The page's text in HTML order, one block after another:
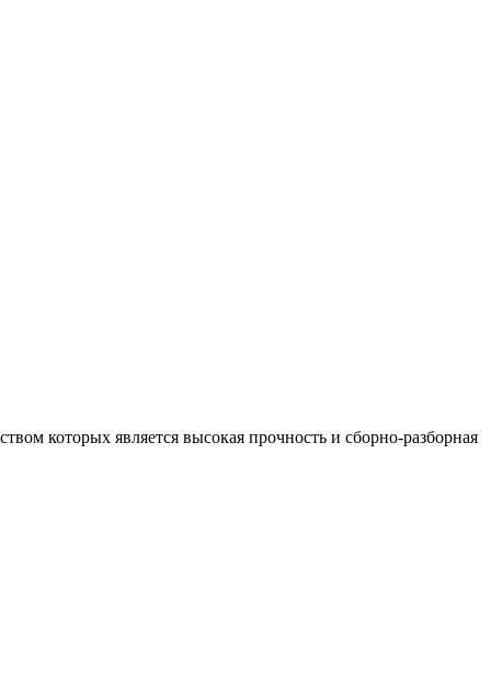
которых является высокая прочность и сборно-разборная